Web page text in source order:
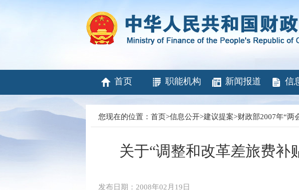
首页 职能机构 新闻报道 信
您现在的位置： 首页>信息公开>建议提案>财政部2007年“两
关于“调整和改革差旅费补
发布日期：2008年02月19日